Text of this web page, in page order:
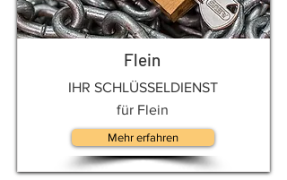
Flein
IHR SCHLÜSSELDIENST
für Flein
Mehr erfahren